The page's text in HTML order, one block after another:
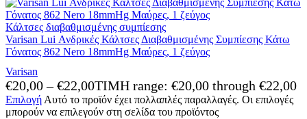
Κάλτσες διαβαθμισμένης συμπίεσης
Varisan Lui Ανδρικές Κάλτσες Διαβαθμισμένης Συμπίεσης Κάτω
Γόνατος 862 Nero 18mmHg Μαύρες, 1 ζεύγος
Varisan
€20,00 – €22,00ΤΙΜΗ range: €20,00 through €22,00
Επιλογή Αυτό το προϊόν έχει πολλαπλές παραλλαγές. Οι επιλογές
μπορούν να επιλεγούν στη σελίδα του προϊόντος